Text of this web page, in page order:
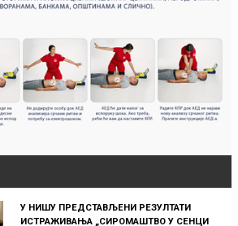
У НИШУ ПРЕДСТАВЉЕНИ РЕЗУЛТАТИ
ИСТРАЖИВАЊА „СИРОМАШТВО У СЕНЦИ